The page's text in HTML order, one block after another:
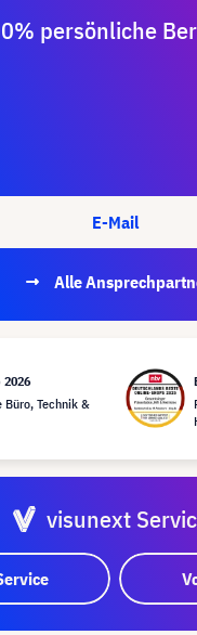
persönliche
E-Mail
Alle
2026
Büro, Technik &
visunext